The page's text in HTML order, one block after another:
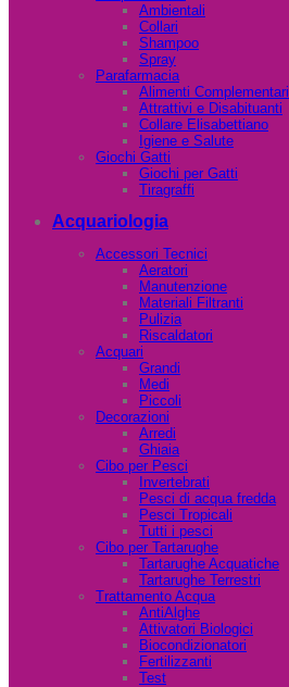
Ambientali
Collari
Shampoo
Spray
Parafarmacia
Alimenti Complementari
Attrattivi e Disabituanti
Collare Elisabettiano
Igiene e Salute
Giochi Gatti
Giochi per Gatti
Tiragraffi
Acquariologia
Accessori Tecnici
Aeratori
Manutenzione
Materiali Filtranti
Pulizia
Riscaldatori
Acquari
Grandi
Medi
Piccoli
Decorazioni
Arredi
Ghiaia
Cibo per Pesci
Invertebrati
Pesci di acqua fredda
Pesci Tropicali
Tutti i pesci
Cibo per Tartarughe
Tartarughe Acquatiche
Tartarughe Terrestri
Trattamento Acqua
AntiAlghe
Attivatori Biologici
Biocondizionatori
Fertilizzanti
Test